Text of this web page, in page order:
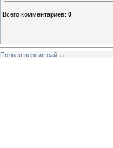
Всего комментариев: 0
Полная версия сайта